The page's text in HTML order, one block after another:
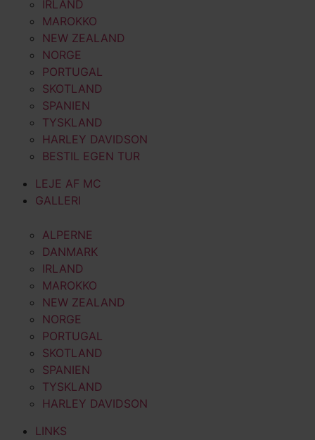
IRLAND
MAROKKO
NEW ZEALAND
NORGE
PORTUGAL
SKOTLAND
SPANIEN
TYSKLAND
HARLEY DAVIDSON
BESTIL EGEN TUR
LEJE AF MC
GALLERI
ALPERNE
DANMARK
IRLAND
MAROKKO
NEW ZEALAND
NORGE
PORTUGAL
SKOTLAND
SPANIEN
TYSKLAND
HARLEY DAVIDSON
LINKS